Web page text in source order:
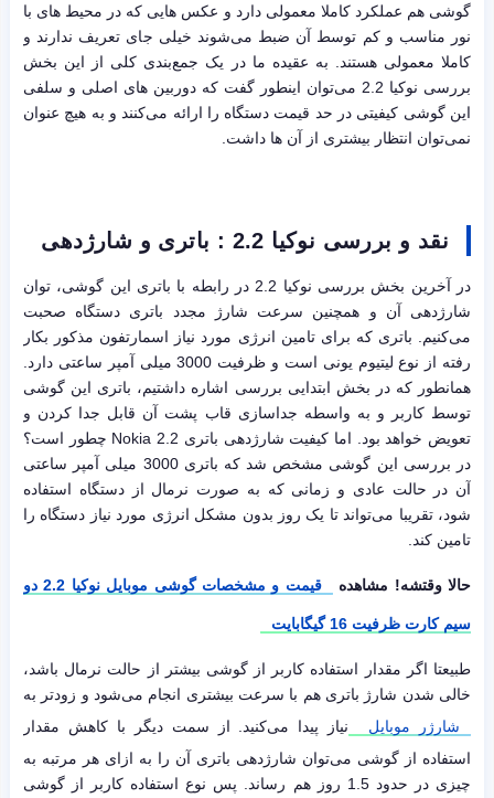
گوشی هم عملکرد کاملا معمولی دارد و عکس هایی که در محیط های با
نور مناسب و کم توسط آن ضبط می‌شوند خیلی جای تعریف ندارند و
کاملا معمولی هستند. به عقیده ما در یک جمع‌بندی کلی از این بخش
بررسی نوکیا 2.2 می‌توان اینطور گفت که دوربین های اصلی و سلفی
این گوشی کیفیتی در حد قیمت دستگاه را ارائه می‌کنند و به هیچ عنوان
نمی‌توان انتظار بیشتری از آن ها داشت.
نقد و بررسی نوکیا 2.2 : باتری و شارژدهی
در آخرین بخش بررسی نوکیا 2.2 در رابطه با باتری این گوشی، توان
شارژدهی آن و همچنین سرعت شارژ مجدد باتری دستگاه صحبت
می‌کنیم. باتری که برای تامین انرژی مورد نیاز اسمارتفون مذکور بکار
رفته از نوع لیتیوم یونی است و ظرفیت 3000 میلی آمپر ساعتی دارد.
همانطور که در بخش ابتدایی بررسی اشاره داشتیم، باتری این گوشی
توسط کاربر و به واسطه جداسازی قاب پشت آن قابل جدا کردن و
تعویض خواهد بود. اما کیفیت شارژدهی باتری Nokia 2.2 چطور است؟
در بررسی این گوشی مشخص شد که باتری 3000 میلی آمپر ساعتی
آن در حالت عادی و زمانی که به صورت نرمال از دستگاه استفاده
شود، تقریبا می‌تواند تا یک روز بدون مشکل انرژی مورد نیاز دستگاه را
تامین کند.
حالا وقتشه! مشاهده قیمت و مشخصات گوشی موبایل نوکیا 2.2 دو
سیم‌ کارت ظرفیت 16 گیگابایت
طبیعتا اگر مقدار استفاده کاربر از گوشی بیشتر از حالت نرمال باشد،
خالی شدن شارژ باتری هم با سرعت بیشتری انجام می‌شود و زودتر به
شارژر موبایل
نیاز پیدا می‌کنید. از سمت دیگر با کاهش مقدار
استفاده از گوشی می‌توان شارژدهی باتری آن را به ازای هر مرتبه به
چیزی در حدود 1.5 روز هم رساند. پس نوع استفاده کاربر از گوشی